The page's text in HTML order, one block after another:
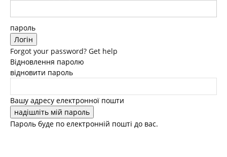
пароль
Forgot your password? Get help
Відновлення паролю
відновити пароль
Вашу адресу електронної пошти
Пароль буде по електронній пошті до вас.